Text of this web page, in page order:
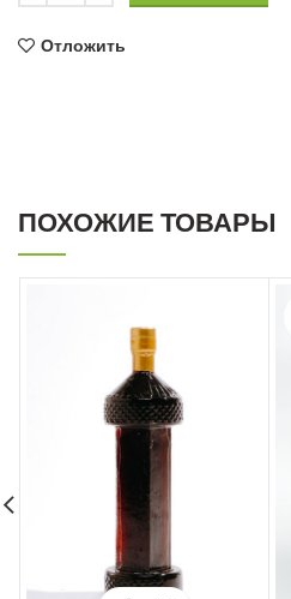
Отложить
ПОХОЖИЕ ТОВАРЫ